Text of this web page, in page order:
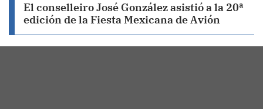
El conselleiro José González asistió a la 20ª
edición de la Fiesta Mexicana de Avión